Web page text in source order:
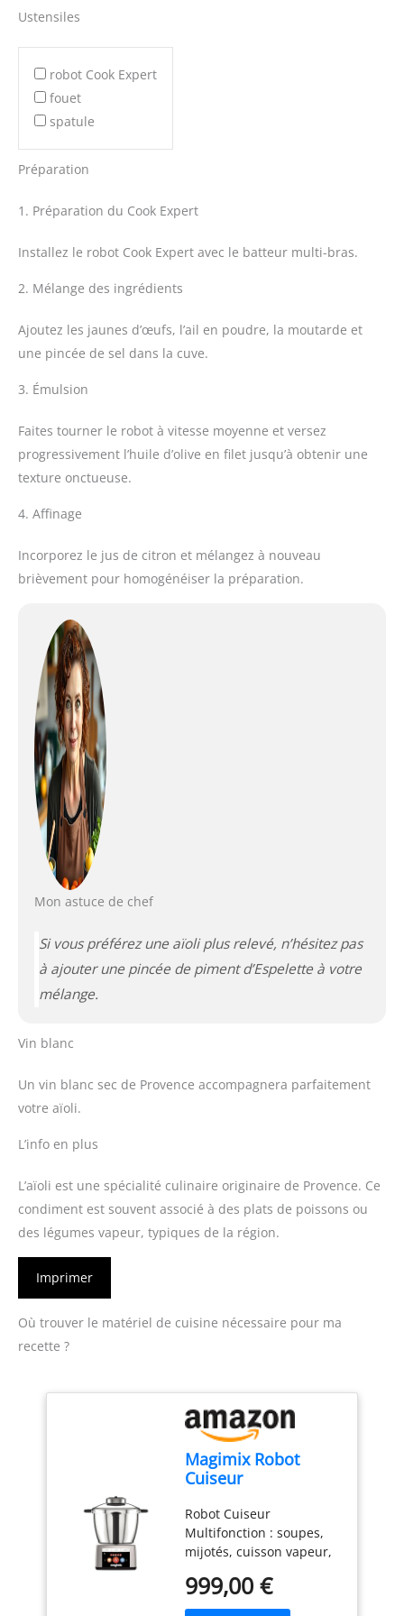
Ustensiles
robot Cook Expert
fouet
spatule
Préparation
1. Préparation du Cook Expert
Installez le robot Cook Expert avec le batteur multi-bras.
2. Mélange des ingrédients
Ajoutez les jaunes d’œufs, l’ail en poudre, la moutarde et
une pincée de sel dans la cuve.
3. Émulsion
Faites tourner le robot à vitesse moyenne et versez
progressivement l’huile d’olive en filet jusqu’à obtenir une
texture onctueuse.
4. Affinage
Incorporez le jus de citron et mélangez à nouveau
brièvement pour homogénéiser la préparation.
Mon astuce de chef
Si vous préférez une aïoli plus relevé, n’hésitez pas
à ajouter une pincée de piment d’Espelette à votre
mélange.
Vin blanc
Un vin blanc sec de Provence accompagnera parfaitement
votre aïoli.
L’info en plus
L’aïoli est une spécialité culinaire originaire de Provence. Ce
condiment est souvent associé à des plats de poissons ou
des légumes vapeur, typiques de la région.
Imprimer
Où trouver le matériel de cuisine nécessaire pour ma
recette ?
Magimix Robot
Cuiseur
Cook Expert - Bol
Inox 3,5 L, 12
Programmes
Automatiques –
Moteur
Professionnel 900 W
Robot Cuiseur
Multifonction : soupes,
mijotés, cuisson vapeur,
smoothies, pains,
brioches, blancs en
999,00 €